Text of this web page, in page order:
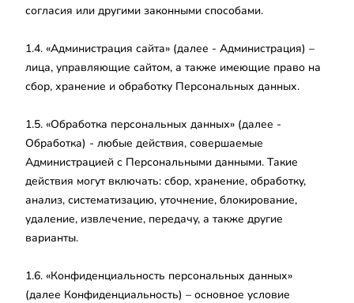
согласия или другими законными способами.
1.4. «Администрация сайта» (далее - Администрация) –
лица, управляющие сайтом, а также имеющие право на
сбор, хранение и обработку Персональных данных.
1.5. «Обработка персональных данных» (далее -
Обработка) - любые действия, совершаемые
Администрацией с Персональными данными. Такие
действия могут включать: сбор, хранение, обработку,
анализ, систематизацию, уточнение, блокирование,
удаление, извлечение, передачу, а также другие
варианты.
1.6. «Конфиденциальность персональных данных»
(далее Конфиденциальность) – основное условие